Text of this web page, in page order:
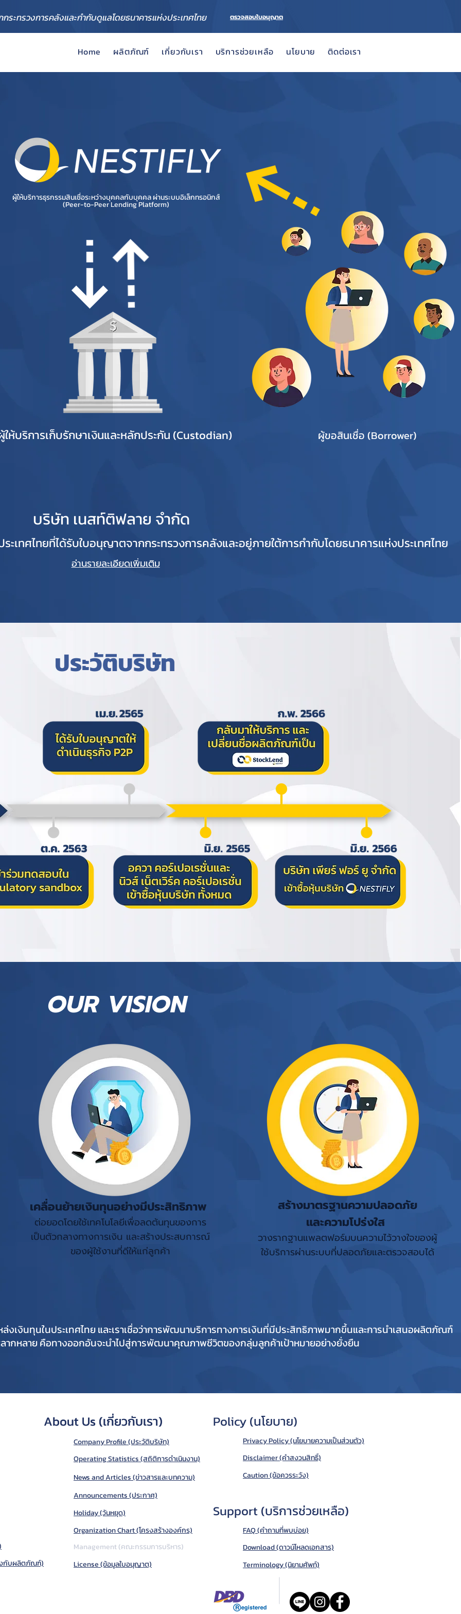
ระทรวงการคลังและกำกับดูแลโดยธนาคารแห่งประเทศไทย ตรวจสอบใบอนุญาต
Home ผลิตภัณฑ์ เกี่ยวกับเรา บริการช่วยเหลือ นโยบาย ติดต่อเรา
ผู้ให้บริการธุรกรรมสินเชื่อระหว่างบุคคลกับบุคคล ผ่านระบบอิเล็กทรอนิกส์
(Peer-to-Peer Lending Platform)
ผู้ขอสินเชื่อ (Borrower)
ให้บริการเก็บรักษาเงินและหลักประกัน (Custodian)
บริษัท เนสท์ติฟลาย จำกัด
ทศไทยที่ได้รับใบอนุญาตจากกระทรวงการคลังและอยู่ภายใต้การกำกับโดยธนาคารแห่งประเทศไทย
อ่านรายละเอียดเพิ่มเติม
Empower
local
families
CSA
ประวัติบริษัท
OUR VISION
เคลื่อนย้ายเงินทุนอย่างมีประสิทธิภาพ
ต่อยอดโดยใช้เทคโนโลยีเพื่อลดต้นทุนของการ
เป็นตัวกลางทางการเงิน และสร้างประสบการณ์
ของผู้ใช้งานที่ดีให้แก่ลูกค้า
สร้างมาตรฐานความปลอดภัย
และความโปร่งใส
วางรากฐานแพลตฟอร์มบนความไว้วางใจของผู้
ใช้บริการผ่านระบบที่ปลอดภัยและตรวจสอบได้
งเงินทุนในประเทศไทย และเราเชื่อว่าการพัฒนาบริการทางการเงินที่มีประสิทธิภาพมากขึ้นและการนำเสนอผลิตภัณฑ์
ลากหลาย คือทางออกอันจะนำไปสู่การพัฒนาคุณภาพชีวิตของกลุ่มลูกค้าเป้าหมายอย่างยั่งยืน
งกับผลิตภัณฑ์)
About Us (เกี่ยวกับเรา)
About Us (เกี่ยวกับเรา)
Company Profile (ประวัติบริษัท)
Operating Statistics (สถิติการดำเนินงาน)
News and Articles (ข่าวสารและบทความ)
Announcements (ประกาศ)
Holiday (วันหยุด)
Organization Chart (โครงสร้างองค์กร)
Management (คณะกรรมการบริหาร)
License (ข้อมูลใบอนุญาต)
Policy (นโยบาย)
Privacy Policy (นโยบายความเป็นส่วนตัว)
Disclaimer (คำสงวนสิทธิ์)
Caution (ข้อควรระวัง)
Support (บริการช่วยเหลือ)
FAQ (คำถามที่พบบ่อย)
Download (ดาวน์โหลดเอกสาร)
Terminology (นิยามศัพท์)